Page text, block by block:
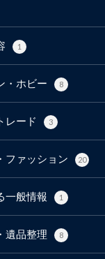
1
・ホビー 8
レード 3
ファッション 20
一般情報 1
遺品整理 8